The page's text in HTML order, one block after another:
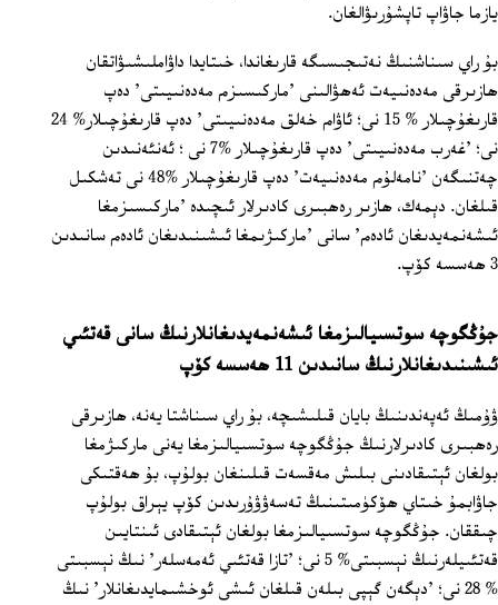
يازما جاۋاپ تاپشۇرىۋالغان.
بۇ راي سىناشنىڭ نەتىجىسىگە قارىغاندا، خىتايدا داۋاملىشىۋاتقان
ھازىرقى مەدەنىيەت ئەھۋالىنى 'ماركىسىزم مەدەنىيىتى' دەپ
قارىغۇچىلار % 15 نى؛ ئاۋام خەلق مەدەنىيىتى' دەپ قارىغۇچىلار% 24
نى؛ 'غەرب مەدەنىيىتى' دەپ قارىغۇچىلار %7 نى ؛ ئەنئەنىدىن
چەتنىگەن 'نامەلۇم مەدەنىيەت' دەپ قارىغۇچىلار %48 نى تەشكىل
قىلغان. دېمەك، ھازىر رەھبىرى كادىرلار ئىچىدە 'ماركىسىزمغا
ئىشەنمەيدىغان ئادەم' سانى 'ماركىژىمغا ئىشىنىدىغان ئادەم سانىدىن
3 ھەسسە كۆپ.
جۇڭگوچە سوتسىيالىزمغا ئىشەنمەيدىغانلارنىڭ سانى قەتئىي
ئىشىنىدىغانلارنىڭ سانىدىن 11 ھەسسە كۆپ
ۋۇمىڭ ئەپەندىنىڭ بايان قىلىشىچە، بۇ راي سىناشتا يەنە، ھازىرقى
رەھبىرى كادىرلارنىڭ جۇڭگوچە سوتسىيالىزمغا يەنى ماركىژمغا
بولغان ئېتىقادىنى بىلىش مەقسەت قىلىنغان بولۇپ، بۇ ھەقتىكى
جاۋابمۇ خىتاي ھۆكۈمىتىنىڭ تەسەۋۋۇرىدىن كۆپ يېراق بولۇپ
چىققان. جۇڭگوچە سوتسىيالىزمغا بولغان ئېتىقادى ئىنتايىن
قەتئىيلەرنىڭ نېسبىتى% 5 نى؛ 'تازا قەتئىي ئەمەسلەر' نىڭ نېسبىتى
% 28 نى؛ 'دېگەن گېپى بىلەن قىلغان ئىشى ئوخشىمايدىغانلار' نىڭ